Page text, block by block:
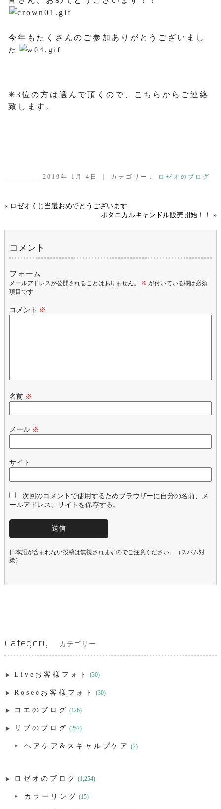
今年もたくさんのご参加ありがとうございまし
た
✳︎3位の方は選んで頂くので、こちらからご連絡
致します。
2019年 1月 4日 ｜ カテゴリー： ロゼオのブログ
« ロゼオくじ当選おめでとうございます
ボタニカルキャンドル販売開始！！
»
コメント
フォーム
メールアドレスが公開されることはありません。 ※ が付いている欄は必須
項目です
コメント ※
名前 ※
メール ※
サイト
次回のコメントで使用するためブラウザーに自分の名前、メ
ールアドレス、サイトを保存する。
日本語が含まれない投稿は無視されますのでご注意ください。（スパム対
策）
Category カテゴリー
Liveお客様フォト (30)
Roseoお客様フォト (30)
コエのブログ (126)
リブのブログ (257)
ヘアケア&スキャルプケア (2)
ロゼオのブログ (1,254)
カラーリング (15)